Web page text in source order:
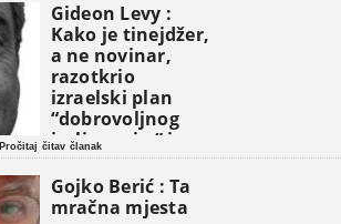
Gideon Levy :
Kako je tinejdžer,
a ne novinar,
razotkrio
izraelski plan
“dobrovoljnog
iseljavanja ” iz
Gaze
Pročitaj čitav članak
Gojko Berić : Ta
mračna mjesta